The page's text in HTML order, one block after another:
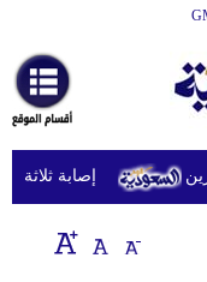
أخبارعاجلة
رياضة
ثقافة
إقتصاد
إصابة ثلاثة